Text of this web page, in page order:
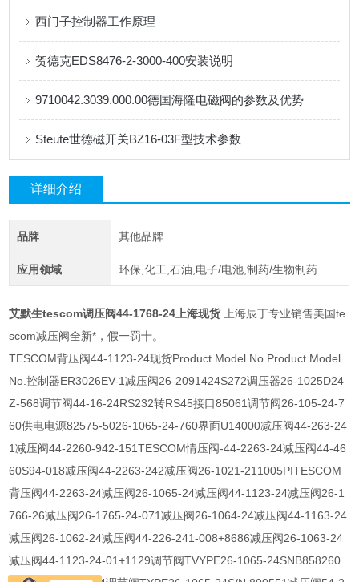
西门子控制器工作原理
贺德克EDS8476-2-3000-400安装说明
9710042.3039.000.00德国海隆电磁阀的参数及优势
Steute世德磁开关BZ16-03F型技术参数
详细介绍
品牌 其他品牌
应用领域 环保,化工,石油,电子/电池,制药/生物制药
艾默生tescom调压阀44-1768-24上海现货上海辰丁专业销售美国te
scom减压阀全新*，假一罚十。
TESCOM背压阀44-1123-24现货Product Model No.Product Model
No.控制器ER3026EV-1减压阀26-2091424S272调压器26-1025D24
Z-568调节阀44-16-24RS232转RS45接口85061调节阀26-105-24-7
60供电电源82575-5026-1065-24-760界面U14000减压阀44-263-24
1减压阀44-2260-942-151TESCOM情压阀-44-2263-24减压阀44-46
60S94-018减压阀44-2263-242减压阀26-1021-211005PITESCOM
背压阀44-2263-24减压阀26-1065-24减压阀44-1123-24减压阀26-1
766-26减压阀26-1765-24-071减压阀26-1064-24减压阀44-1163-24
减压阀26-1062-24减压阀44-226-241-008+8686减压阀26-1063-24
减压阀44-1123-24-01+1129调节阀TVYPE26-1065-24SNB858260